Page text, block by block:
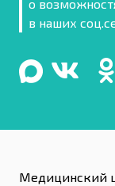
о
в наших
Медицинский